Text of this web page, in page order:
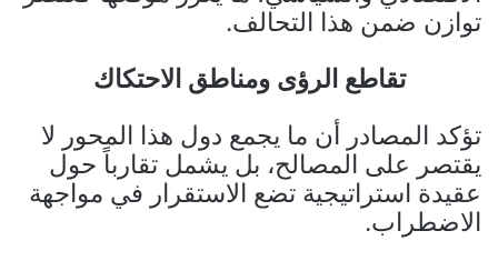
توازن ضمن هذا التحالف.
تقاطع الرؤى ومناطق الاحتكاك
تؤكد المصادر أن ما يجمع دول هذا المحور لا
يقتصر على المصالح، بل يشمل تقارباً حول
عقيدة استراتيجية تضع الاستقرار في مواجهة
الاضطراب.